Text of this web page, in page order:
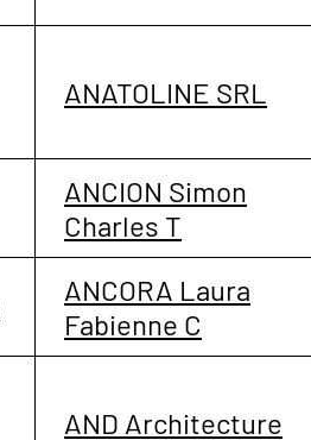
ANATOLINE SRL
ANCION Simon
Charles T
ANCORA Laura
Fabienne C
AND Architecture